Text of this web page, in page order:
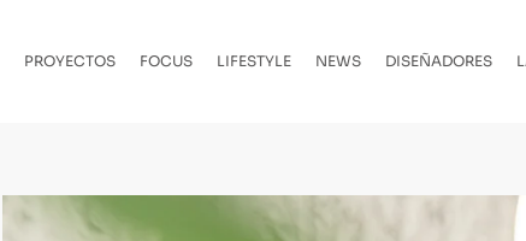
PROYECTOS FOCUS LIFESTYLE NEWS DISEÑADORES